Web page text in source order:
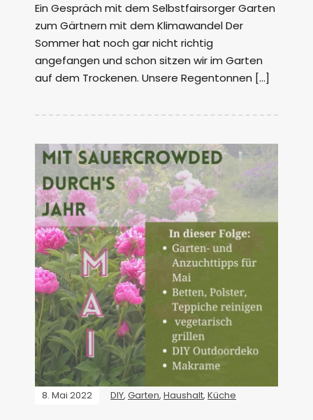
Ein Gespräch mit dem Selbstfairsorger Garten
zum Gärtnern mit dem Klimawandel Der
Sommer hat noch gar nicht richtig
angefangen und schon sitzen wir im Garten
auf dem Trockenen. Unsere Regentonnen […]
8. Mai 2022 DIY, Garten, Haushalt, Küche